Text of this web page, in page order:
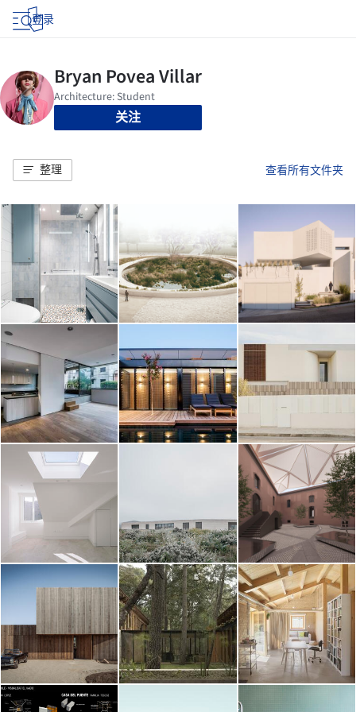
登录
关注
整理 查看所有文件夹